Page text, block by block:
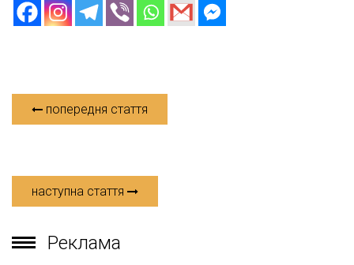
попередня стаття
наступна стаття
Реклама